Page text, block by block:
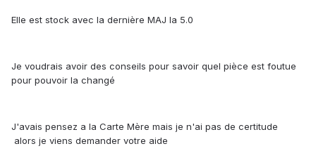
Elle est stock avec la dernière MAJ la 5.0
Je voudrais avoir des conseils pour savoir quel pièce est foutue
pour pouvoir la changé
J'avais pensez a la Carte Mère mais je n'ai pas de certitude
alors je viens demander votre aide